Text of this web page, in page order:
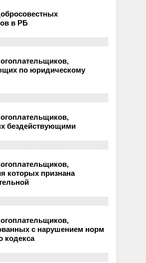
в РБ
по юридическому
бездействующими
которых признана
с нарушением норм
кодекса